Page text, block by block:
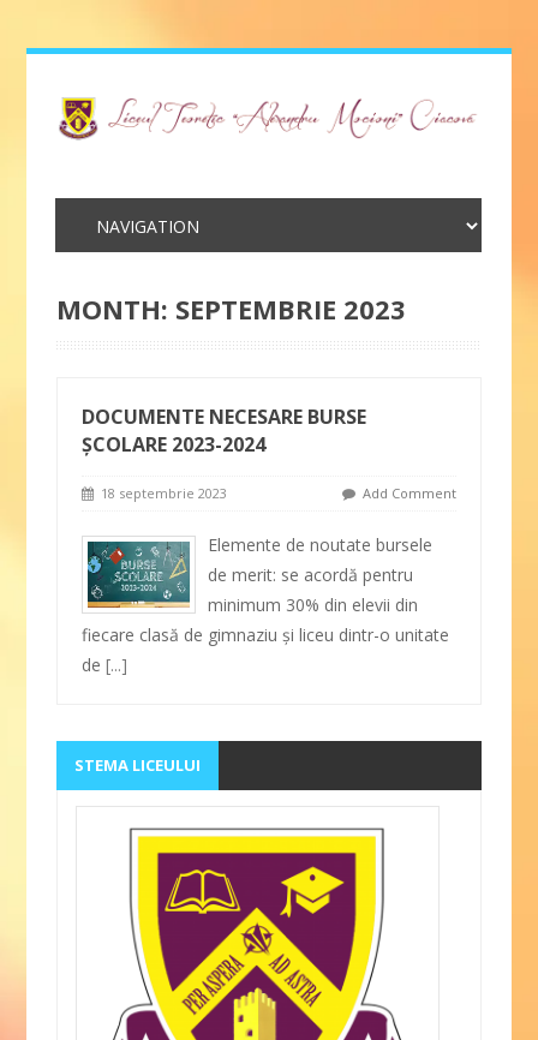
MONTH: SEPTEMBRIE 2023
DOCUMENTE NECESARE BURSE
ŞCOLARE 2023-2024
18 septembrie 2023 Add Comment
Elemente de noutate bursele
de merit: se acordă pentru
minimum 30% din elevii din
fiecare clasă de gimnaziu şi liceu dintr-o unitate
de[...]
STEMA LICEULUI